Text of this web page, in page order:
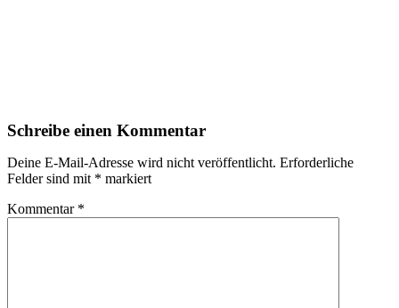
Schreibe einen Kommentar
Deine E-Mail-Adresse wird nicht veröffentlicht. Erforderliche
Felder sind mit * markiert
Kommentar *